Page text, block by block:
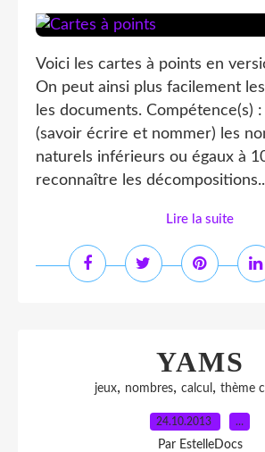
Voici les cartes à points en
On peut ainsi plus facilement
les documents. Compétence(s)
(savoir écrire et nommer) les
naturels inférieurs ou égaux à
reconnaître les
Lire la suite
YAMS
jeux, nombres, calcul , thème
24.10.2013 …
Par EstelleDocs